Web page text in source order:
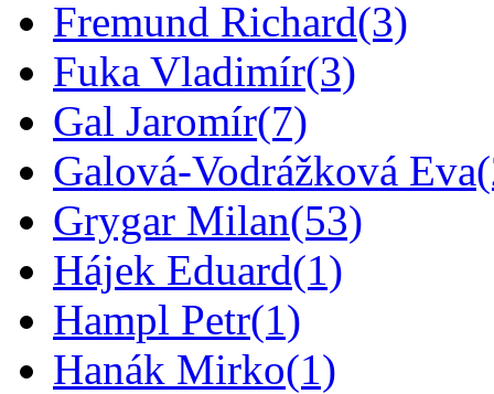
Fremund Richard(3)
Fuka Vladimír(3)
Gal Jaromír(7)
Galová-Vodrážková Eva
Grygar Milan(53)
Hájek Eduard(1)
Hampl Petr(1)
Hanák Mirko(1)